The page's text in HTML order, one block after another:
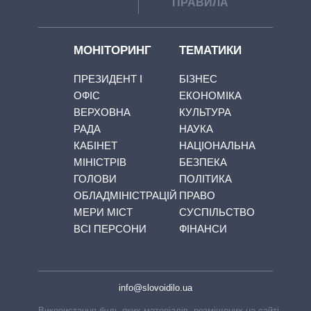
МОНІТОРИНГ
ПРЕЗИДЕНТ І
ОФІС
ВЕРХОВНА
РАДА
КАБІНЕТ
МІНІСТРІВ
ГОЛОВИ
ОБЛАДМІНІСТРАЦІЙ
МЕРИ МІСТ
ВСІ ПЕРСОНИ
ТЕМАТИКИ
БІЗНЕС
ЕКОНОМІКА
КУЛЬТУРА
НАУКА
НАЦІОНАЛЬНА
БЕЗПЕКА
ПОЛІТИКА
ПРАВО
СУСПІЛЬСТВО
ФІНАНСИ
info@slovoidilo.ua